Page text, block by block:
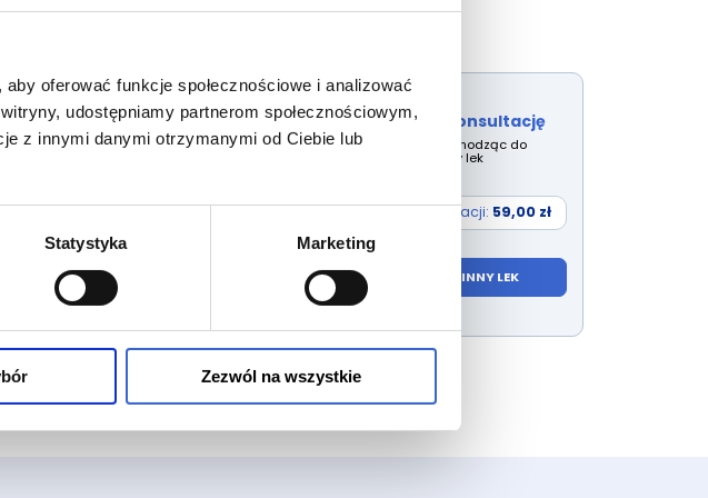
oferować funkcje społecznościowe i analizować
udostępniamy partnerom społecznościowym,
z innymi danymi otrzymanymi od Ciebie lub
Statystyka Marketing
Zezwól na wszystkie
0,44 ml
Rozpocznij konsultację
Wybierz lek przechodząc do
wyszukiwarki inny lek
Cena konsultacji: 59,00 zł
WYBIERZ INNY LEK